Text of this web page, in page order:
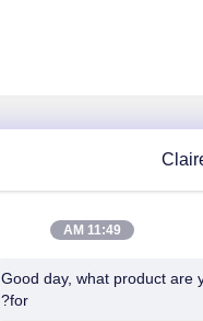
11:49 AM
Good day, what product are
for?